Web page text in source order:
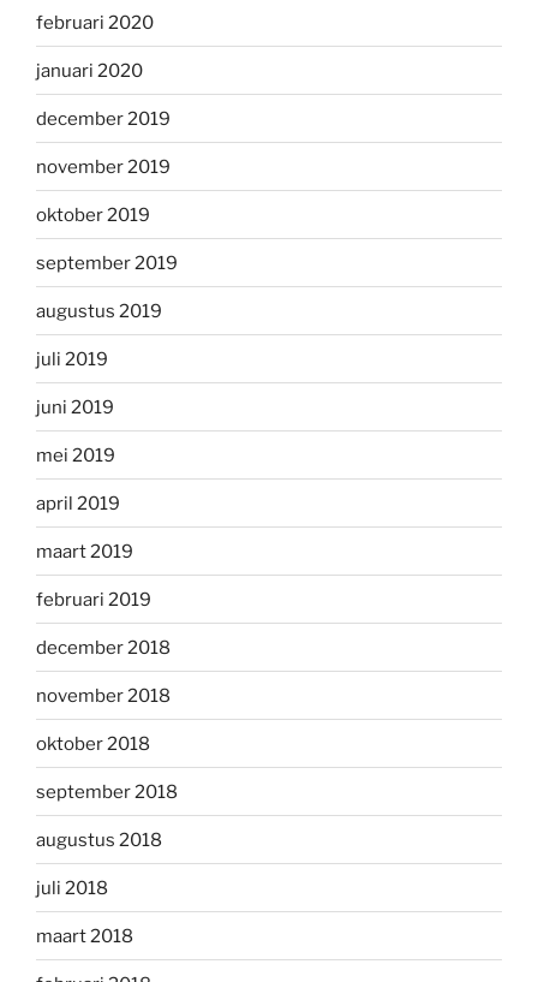
februari 2020
januari 2020
december 2019
november 2019
oktober 2019
september 2019
augustus 2019
juli 2019
juni 2019
mei 2019
april 2019
maart 2019
februari 2019
december 2018
november 2018
oktober 2018
september 2018
augustus 2018
juli 2018
maart 2018